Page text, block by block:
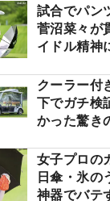
試合でパン
菅沼菜々が
イドル精神
クーラー付
下でガチ検
かった驚き
女子プロの
日傘・氷の
神器でバテ